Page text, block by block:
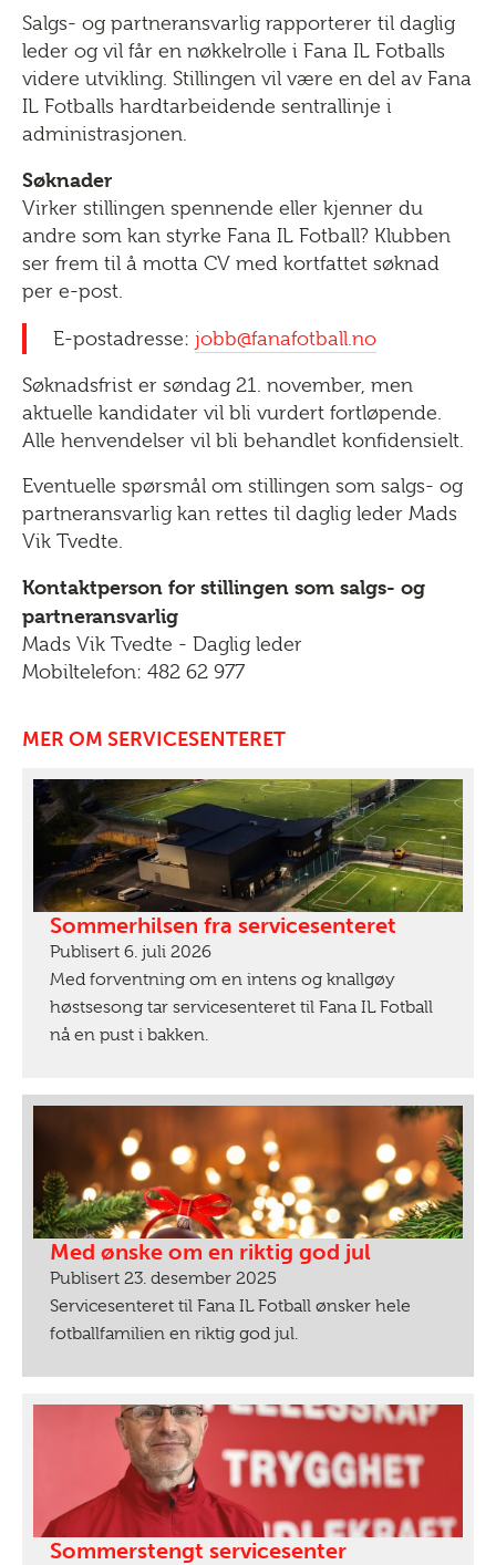
Salgs- og partneransvarlig rapporterer til daglig
leder og vil får en nøkkelrolle i Fana IL Fotballs
videre utvikling. Stillingen vil være en del av Fana
IL Fotballs hardtarbeidende sentrallinje i
administrasjonen.
Søknader
Virker stillingen spennende eller kjenner du
andre som kan styrke Fana IL Fotball? Klubben
ser frem til å motta CV med kortfattet søknad
per e-post.
E-postadresse: jobb@fanafotball.no
Søknadsfrist er søndag 21. november, men
aktuelle kandidater vil bli vurdert fortløpende.
Alle henvendelser vil bli behandlet konfidensielt.
Eventuelle spørsmål om stillingen som salgs- og
partneransvarlig kan rettes til daglig leder Mads
Vik Tvedte.
Kontaktperson for stillingen som salgs- og
partneransvarlig
Mads Vik Tvedte - Daglig leder
Mobiltelefon: 482 62 977
MER OM SERVICESENTERET
Sommerhilsen fra servicesenteret
Publisert 6. juli 2026
Med forventning om en intens og knallgøy
høstsesong tar servicesenteret til Fana IL Fotball
nå en pust i bakken.
Med ønske om en riktig god jul
Publisert 23. desember 2025
Servicesenteret til Fana IL Fotball ønsker hele
fotballfamilien en riktig god jul.
Sommerstengt servicesenter